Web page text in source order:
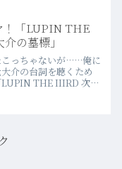
！「LUPIN THE
の墓標」
こっちゃないが……俺に
介の台詞を聴くため
LUPIN THE IIIRD 次元